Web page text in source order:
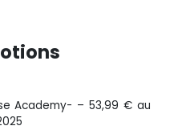
Academy- – 53,99 € au